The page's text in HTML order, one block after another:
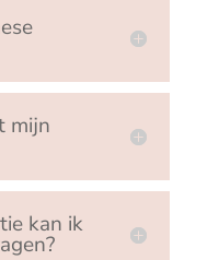
mijn
kan ik